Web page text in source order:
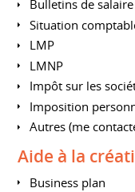
Bulletins de salaire
Situation
LMP
LMNP
Impôt sur les
Imposition
Autres (me
Aide à la
Business plan